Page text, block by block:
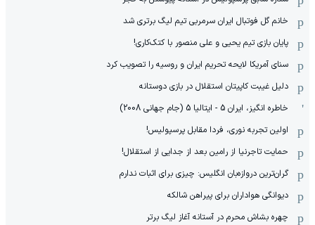
خانم گل فوتبال ایران سرمربی تیم لیگ برتری شد
پایان بازی تیم یحیی و علی منصور با کتک‌کاری!
سنای آمریکا لایحه تحریم ایران و روسیه را تصویب کرد
دلیل غیبت کاپیتان استقلال در بازی دوستانه
خاطره انگیز، ایران 5 - ایتالیا 5 (جام جهانی 2008)
اولین تجربه نوری، فردا مقابل پرسپولیس!
حمایت تاجرنیا از رامین بعد از جدایی از استقلال!
گران‌ترین دروازه‌بان انگلیس: چیزی برای اثبات ندارم
دیوانگی هواداران برای پیراهن شالکه
چهره بشاش محرم در آستانه آغاز لیگ برتر